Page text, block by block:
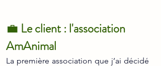
💼 Le client : l'association
AmAnimal
La première association que j’ai décidé